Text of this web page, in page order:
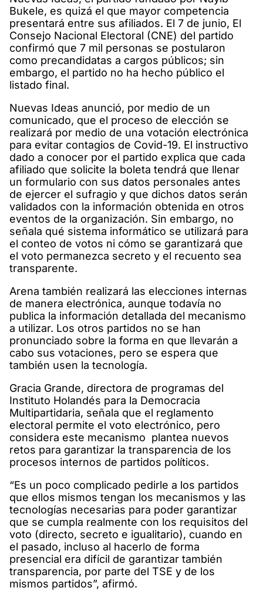
Bukele, es quizá el que mayor competencia
presentará entre sus afiliados. El 7 de junio, El
Consejo Nacional Electoral (CNE) del partido
confirmó que 7 mil personas se postularon
como precandidatas a cargos públicos; sin
embargo, el partido no ha hecho público el
listado final.
Nuevas Ideas anunció, por medio de un
comunicado, que el proceso de elección se
realizará por medio de una votación electrónica
para evitar contagios de Covid-19. El instructivo
dado a conocer por el partido explica que cada
afiliado que solicite la boleta tendrá que llenar
un formulario con sus datos personales antes
de ejercer el sufragio y que dichos datos serán
validados con la información obtenida en otros
eventos de la organización. Sin embargo, no
señala qué sistema informático se utilizará para
el conteo de votos ni cómo se garantizará que
el voto permanezca secreto y el recuento sea
transparente.
Arena también realizará las elecciones internas
de manera electrónica, aunque todavía no
publica la información detallada del mecanismo
a utilizar. Los otros partidos no se han
pronunciado sobre la forma en que llevarán a
cabo sus votaciones, pero se espera que
también usen la tecnología.
Gracia Grande, directora de programas del
Instituto Holandés para la Democracia
Multipartidaria, señala que el reglamento
electoral permite el voto electrónico, pero
considera este mecanismo plantea nuevos
retos para garantizar la transparencia de los
procesos internos de partidos políticos.
“Es un poco complicado pedirle a los partidos
que ellos mismos tengan los mecanismos y las
tecnologías necesarias para poder garantizar
que se cumpla realmente con los requisitos del
voto (directo, secreto e igualitario), cuando en
el pasado, incluso al hacerlo de forma
presencial era difícil de garantizar también
transparencia, por parte del TSE y de los
mismos partidos”, afirmó.